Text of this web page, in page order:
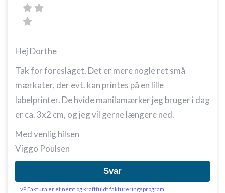
Hej Dorthe
Tak for foreslaget. Det er mere nogle ret små
mærkater, der evt. kan printes på en lille
labelprinter. De hvide manilamærker jeg bruger i dag
er ca. 3x2 cm, og jeg vil gerne længere ned.
Med venlig hilsen
Viggo Poulsen
Svar
vP Faktura er et nemt og kraftfuldt faktureringsprogram